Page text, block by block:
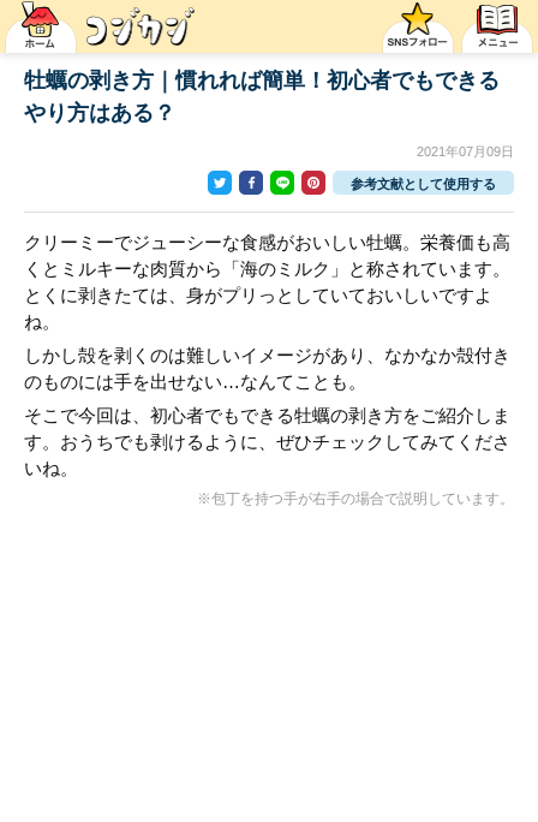
牡蠣の剥き方｜慣れれば簡単！初心者でもできる
やり方はある？
2021年07月09日
参考文献として使用する
クリーミーでジューシーな食感がおいしい牡蠣。栄養価も高
くとミルキーな肉質から「海のミルク」と称されています。
とくに剥きたては、身がプリっとしていておいしいですよ
ね。
しかし殻を剥くのは難しいイメージがあり、なかなか殻付き
のものには手を出せない…なんてことも。
そこで今回は、初心者でもできる牡蠣の剥き方をご紹介しま
す。おうちでも剥けるように、ぜひチェックしてみてくださ
いね。
※包丁を持つ手が右手の場合で説明しています。